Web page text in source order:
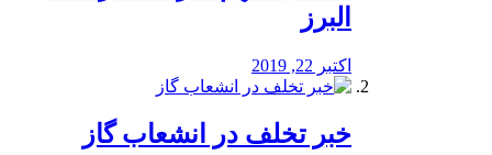
البرز
اکتبر 22, 2019
خبر تخلف در انشعاب گاز